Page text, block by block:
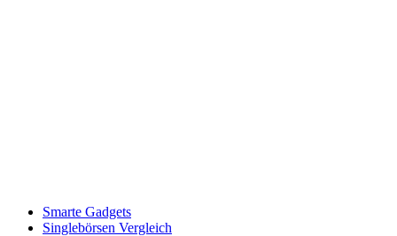
Smarte Gadgets
Singlebörsen Vergleich